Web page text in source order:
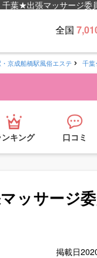
葉★出張マッサージ委
全国
京成船橋駅風俗エステ 千
ンキング 口コミ
ッサージ
掲載日